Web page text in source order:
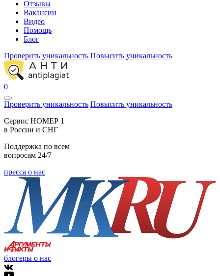
Отзывы
Вакансии
Видео
Помощь
Блог
Проверить уникальность Повысить уникальность
0
Проверить уникальность Повысить уникальность
Cервис НОМЕР 1
в России и СНГ
Поддержка по всем
вопросам 24/7
пресса о нас
блогеры о нас